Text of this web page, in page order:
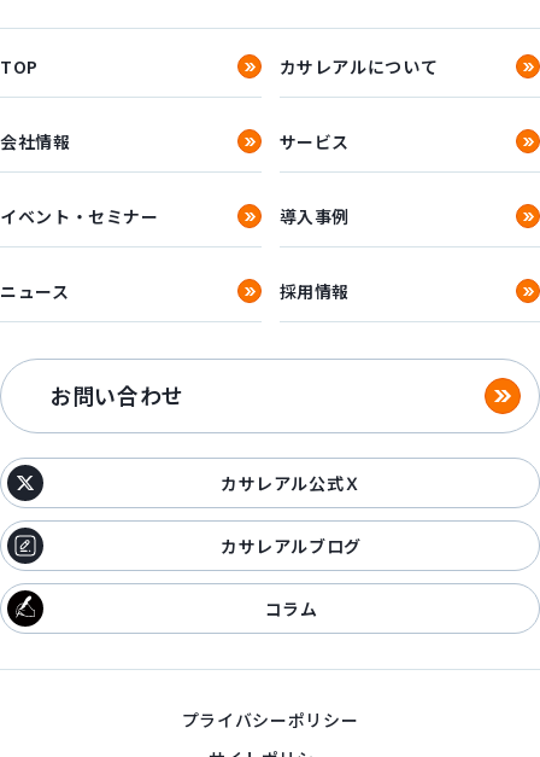
TOP カサレアルについて
会社情報 サービス
イベント・セミナー 導入事例
ニュース 採用情報
お問い合わせ
カサレアル公式Ｘ
カサレアルブログ
コラム
プライバシーポリシー